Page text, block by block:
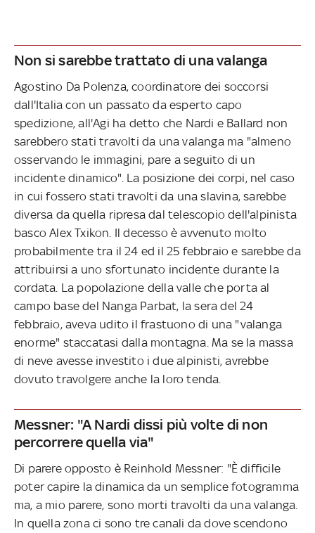
Non si sarebbe trattato di una valanga
Agostino Da Polenza, coordinatore dei soccorsi
dall'Italia con un passato da esperto capo
spedizione, all'Agi ha detto che Nardi e Ballard non
sarebbero stati travolti da una valanga ma "almeno
osservando le immagini, pare a seguito di un
incidente dinamico". La posizione dei corpi, nel caso
in cui fossero stati travolti da una slavina, sarebbe
diversa da quella ripresa dal telescopio dell'alpinista
basco Alex Txikon. Il decesso è avvenuto molto
probabilmente tra il 24 ed il 25 febbraio e sarebbe da
attribuirsi a uno sfortunato incidente durante la
cordata. La popolazione della valle che porta al
campo base del Nanga Parbat, la sera del 24
febbraio, aveva udito il frastuono di una "valanga
enorme" staccatasi dalla montagna. Ma se la massa
di neve avesse investito i due alpinisti, avrebbe
dovuto travolgere anche la loro tenda.
Messner: "A Nardi dissi più volte di non
percorrere quella via"
Di parere opposto è Reinhold Messner: "È difficile
poter capire la dinamica da un semplice fotogramma
ma, a mio parere, sono morti travolti da una valanga.
In quella zona ci sono tre canali da dove scendono